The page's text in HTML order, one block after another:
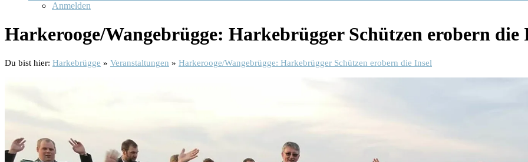
Anmelden
Harkerooge/Wangebrügge: Harkebrügger Schützen erobern die
Du bist hier: Harkebrügge » Veranstaltungen » Harkerooge/Wangebrügge: Harkebrügger Schützen erobern die Insel